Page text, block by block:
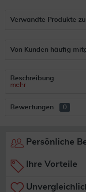
Verwandte Produkte
Von Kunden häufig
Beschreibung
mehr
Bewertungen 0
Persönliche
Ihre Vorteile